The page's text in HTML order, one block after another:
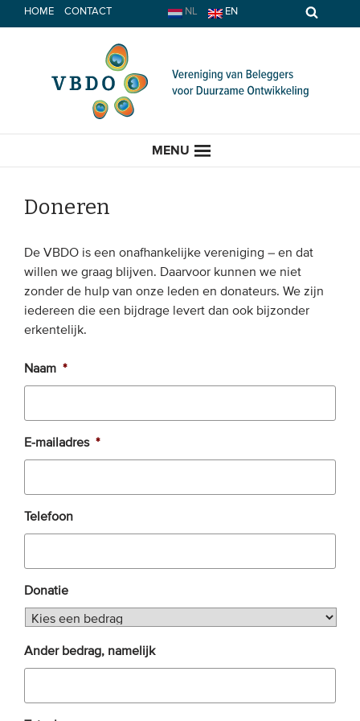
Spring
naar
HOME CONTACT NL EN
MENU
ACTUEEL
Van leden & partners
Video’s
Doneren
De VBDO is een onafhankelijke vereniging – en dat
willen we graag blijven. Daarvoor kunnen we niet
zonder de hulp van onze leden en donateurs. We zijn
iedereen die een bijdrage levert dan ook bijzonder
erkentelijk.
Naam *
E-mailadres *
Telefoon
Donatie
Ander bedrag, namelijk